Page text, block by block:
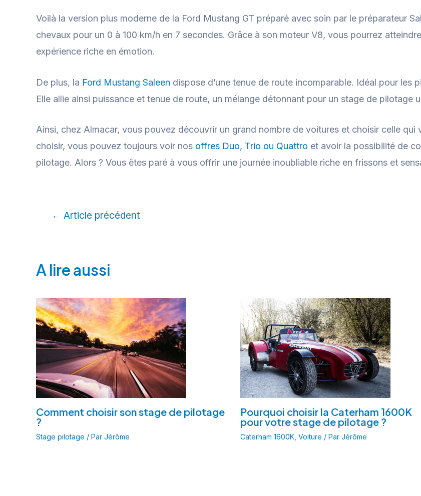
Voilà la version plus moderne de la Ford Mustang GT préparé avec soin par le préparateur
chevaux pour un 0 à 100 km/h en 7 secondes. Grâce à son moteur V8, vous pourrez
expérience riche en émotion.
De plus, la Ford Mustang Saleen dispose d’une tenue de route incomparable. Idéal pour les
Elle allie ainsi puissance et tenue de route, un mélange détonnant pour un stage de pilotage
Ainsi, chez Almacar, vous pouvez découvrir un grand nombre de voitures et choisir celle
choisir, vous pouvez toujours voir nos offres Duo, Trio ou Quattro et avoir la possibilité de
pilotage. Alors ? Vous êtes paré à vous offrir une journée inoubliable riche en frissons et
← Article précédent
A lire aussi
Comment choisir son stage de pilotage
?
Stage pilotage / Par Jérôme
Pourquoi choisir la Caterham 1600K
pour votre stage de pilotage ?
Caterham 1600K,Voiture / ParJérôme